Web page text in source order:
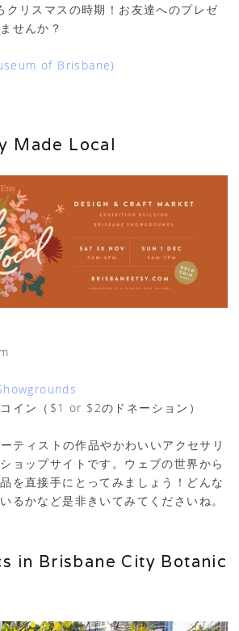
クリスマスの時期！お友達へのプレゼ
せんか？
of Brisbane)
Made Local
イン（$1 or $2のドネーション）
ティストの作品やかわいいアクセサリ
ョップサイトです。ウェブの世界から
を直接手にとってみましょう！どんな
るかなど是非きいてみてくださいね。
in Brisbane City Botanic